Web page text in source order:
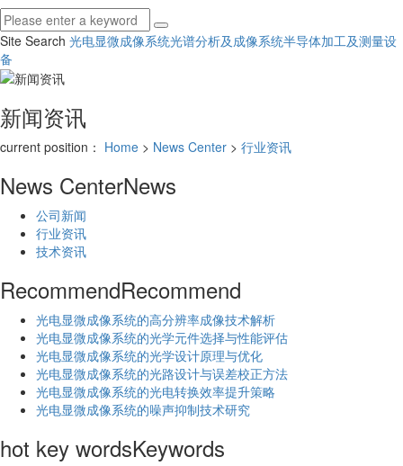
Site Search 光电显微成像系统光谱分析及成像系统半导体加工及测量设
备
新闻资讯
current position： Home > News Center > 行业资讯
News CenterNews
公司新闻
行业资讯
技术资讯
RecommendRecommend
光电显微成像系统的高分辨率成像技术解析
​光电显微成像系统的光学元件选择与性能评估
光电显微成像系统的光学设计原理与优化
光电显微成像系统的光路设计与误差校正方法
光电显微成像系统的光电转换效率提升策略
光电显微成像系统的噪声抑制技术研究
hot key wordsKeywords